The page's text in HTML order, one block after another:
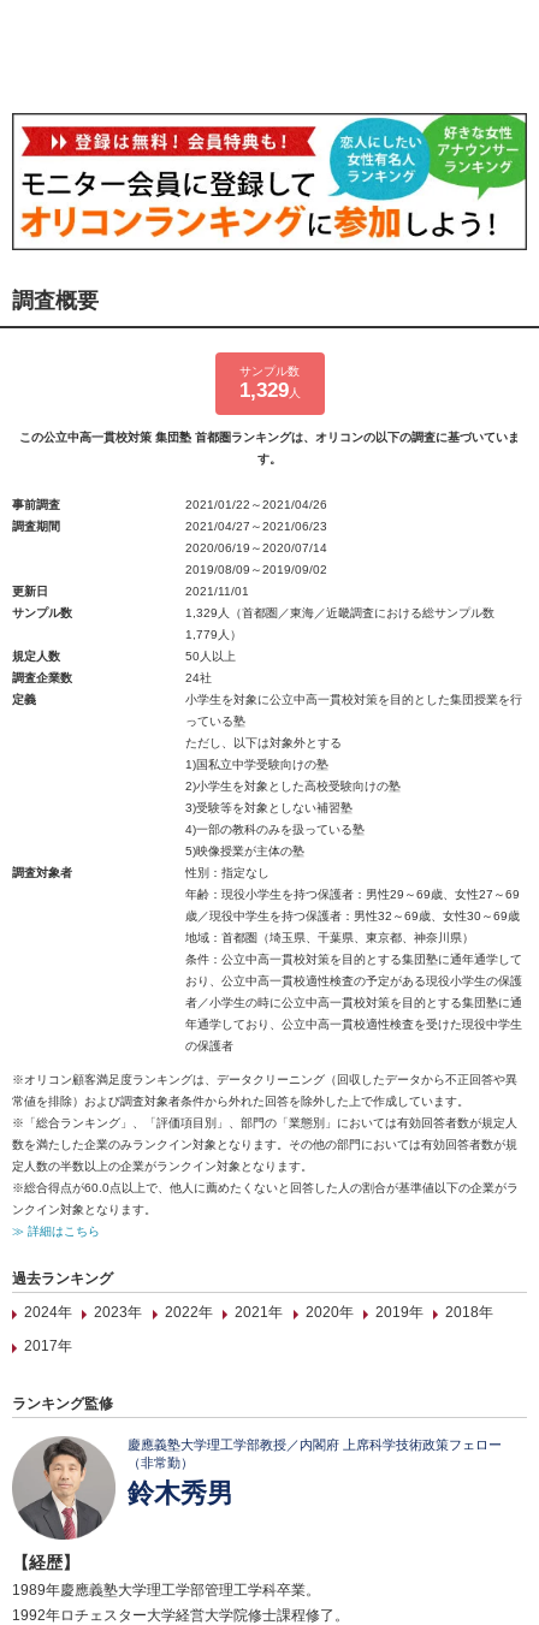
調査概要
サンプル数
1,329人
この公立中高一貫校対策 集団塾 首都圏ランキングは、オリコンの以下の調査に基づいていま
す。
事前調査
2021/01/22～2021/04/26
調査期間
2021/04/27～2021/06/23
2020/06/19～2020/07/14
2019/08/09～2019/09/02
更新日
2021/11/01
サンプル数
1,329人（首都圏／東海／近畿調査における総サンプル数
1,779人）
規定人数
50人以上
調査企業数
24社
定義
小学生を対象に公立中高一貫校対策を目的とした集団授業を行
っている塾
ただし、以下は対象外とする
1)国私立中学受験向けの塾
2)小学生を対象とした高校受験向けの塾
3)受験等を対象としない補習塾
4)一部の教科のみを扱っている塾
5)映像授業が主体の塾
調査対象者
性別：指定なし
年齢：現役小学生を持つ保護者：男性29～69歳、女性27～69
歳／現役中学生を持つ保護者：男性32～69歳、女性30～69歳
地域：首都圏（埼玉県、千葉県、東京都、神奈川県）
条件：公立中高一貫校対策を目的とする集団塾に通年通学して
おり、公立中高一貫校適性検査の予定がある現役小学生の保護
者／小学生の時に公立中高一貫校対策を目的とする集団塾に通
年通学しており、公立中高一貫校適性検査を受けた現役中学生
の保護者
※オリコン顧客満足度ランキングは、データクリーニング（回収したデータから不正回答や異
常値を排除）および調査対象者条件から外れた回答を除外した上で作成しています。
※「総合ランキング」、「評価項目別」、部門の「業態別」においては有効回答者数が規定人
数を満たした企業のみランクイン対象となります。その他の部門においては有効回答者数が規
定人数の半数以上の企業がランクイン対象となります。
※総合得点が60.0点以上で、他人に薦めたくないと回答した人の割合が基準値以下の企業がラ
ンクイン対象となります。
≫ 詳細はこちら
過去ランキング
2024年
2023年 2022年 2021年 2020年 2019年
2018年
2017年
ランキング監修
慶應義塾大学理工学部教授／内閣府 上席科学技術政策フェロー
（非常勤）
鈴木秀男
【経歴】
1989年慶應義塾大学理工学部管理工学科卒業。
1992年ロチェスター大学経営大学院修士課程修了。